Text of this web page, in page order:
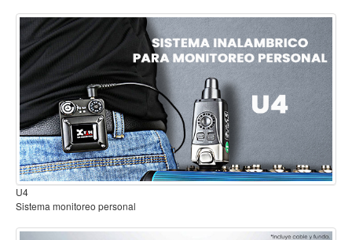
Trompeta
Tuba
Otros instrumentos de viento
Cañuelas
Mantenimiento y cuidado
Fajas y soportes
Fundas y estuches
B2